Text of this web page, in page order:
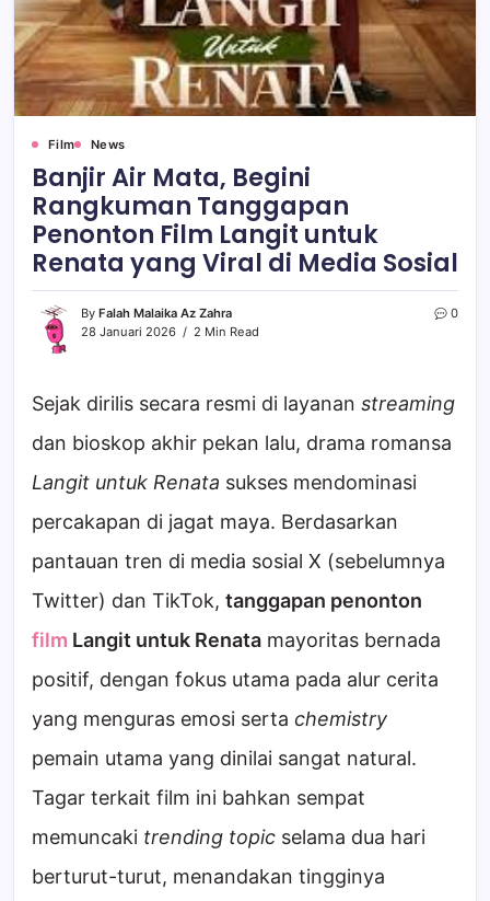
Film News
Banjir Air Mata, Begini
Rangkuman Tanggapan
Penonton Film Langit untuk
Renata yang Viral di Media Sosial
By Falah Malaika Az Zahra
28 Januari 2026
2 Min Read
0
Sejak dirilis secara resmi di layanan streaming
dan bioskop akhir pekan lalu, drama romansa
Langit untuk Renata sukses mendominasi
percakapan di jagat maya. Berdasarkan
pantauan tren di media sosial X (sebelumnya
Twitter) dan TikTok, tanggapan penonton
film Langit untuk Renata mayoritas bernada
positif, dengan fokus utama pada alur cerita
yang menguras emosi serta chemistry
pemain utama yang dinilai sangat natural.
Tagar terkait film ini bahkan sempat
memuncaki trending topic selama dua hari
berturut-turut, menandakan tingginya